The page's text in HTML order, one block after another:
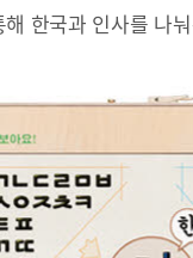
해 한국과 인사를 나